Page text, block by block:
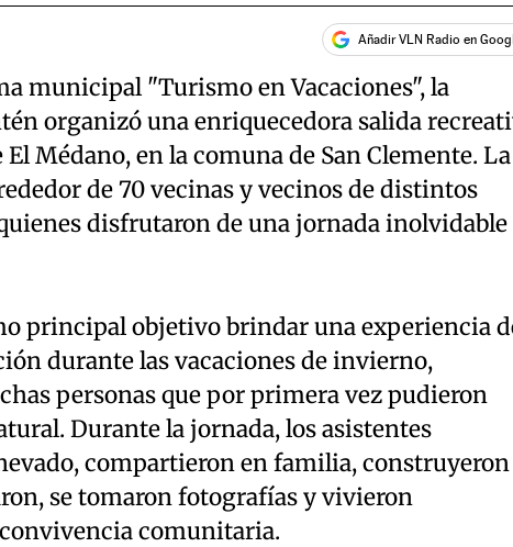
Añadir VLN Radio en
municipal "Turismo en Vacaciones", la
organizó una enriquecedora salida
Médano, en la comuna de San Clemente. La
de 70 vecinas y vecinos de distintos
disfrutaron de una jornada inolvidable
principal objetivo brindar una experiencia
durante las vacaciones de invierno,
personas que por primera vez pudieron
Durante la jornada, los asistentes
compartieron en familia, construyeron
se tomaron fotografías y vivieron
comunitaria.